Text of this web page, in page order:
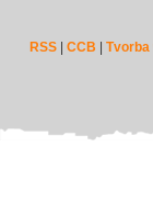
RSS |CCB |